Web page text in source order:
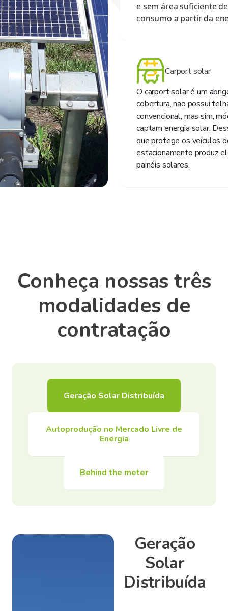
e sem área suficiente
consumo a partir da
Carport solar
O carport solar é um
cobertura, não possui
convencional, mas sim,
captam energia solar.
que protege os veículos
estacionamento produz
painéis solares.
Conheça nossas três
modalidades de
contratação
Geração Solar Distribuída
Autoprodução no Mercado Livre de
Energia
Behind the meter
Geração
Solar
Distribuída